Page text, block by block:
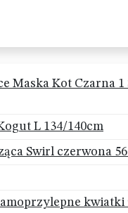
Maska Kot Czarna 1
L 134/140cm
Swirl czerwona
kwiatki